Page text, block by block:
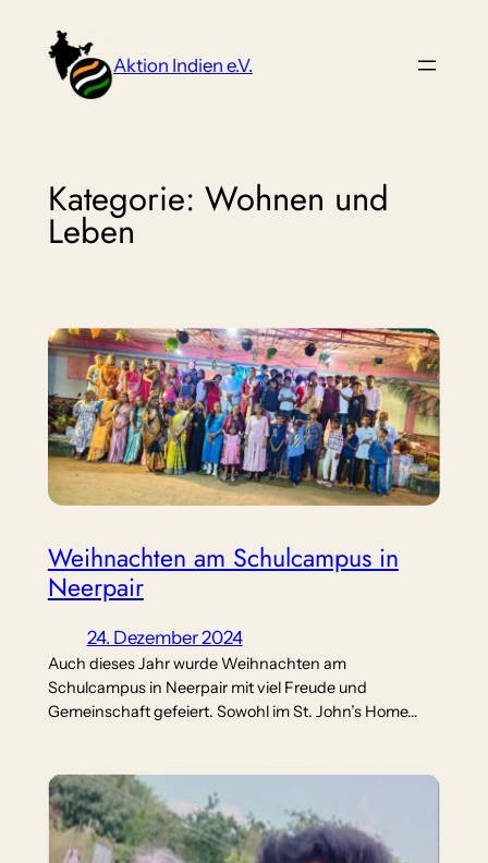
Inhalt
springen
Aktion Indien e.V.
Kategorie: Wohnen und
Leben
Weihnachten am Schulcampus in
Neerpair
24. Dezember 2024
Auch dieses Jahr wurde Weihnachten am
Schulcampus in Neerpair mit viel Freude und
Gemeinschaft gefeiert. Sowohl im St. John’s Home…